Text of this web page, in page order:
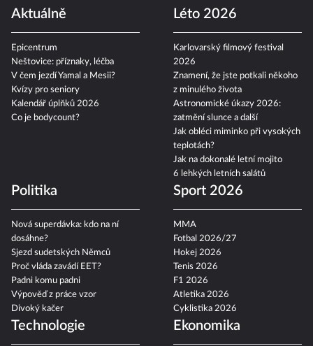
Aktuálně
Epicentrum
Neštovice: příznaky, léčba
V čem jezdí Yamal a Mesii?
Kvízy pro seniory
Kalendář úplňků 2026
Co je bodycount?
Léto 2026
Karlovarský filmový festival
2026
Znamení, že jste potkali někoho
z minulého života
Astronomické úkazy 2026:
zatmění slunce a další
Jak obléci miminko při vysokých
teplotách?
Jak na dokonalé letní mojito
6 lehkých letních salátů
Politika
Nová superdávka: kdo na ní
dosáhne?
Sjezd sudetských Němců
Proč vláda zavádí EET?
Padni komu padni
Výpověď z práce vzor
Divoký kačer
Sport 2026
MMA
Fotbal 2026/27
Hokej 2026
Tenis 2026
F1 2026
Atletika 2026
Cyklistika 2026
Technologie Ekonomika